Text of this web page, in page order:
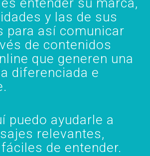
entender su marca,
y las de sus
para así comunicar
de contenidos
que generen una
diferenciada e
puedo ayudarle a
relevantes,
de entender.